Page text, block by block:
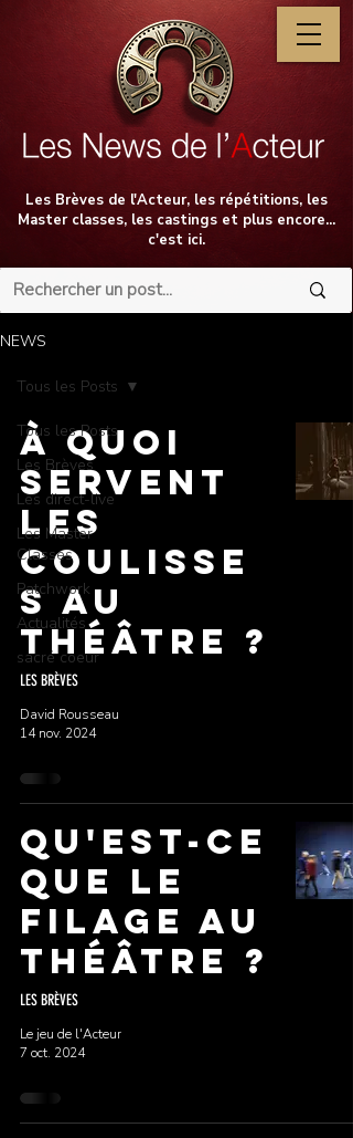
Les Brèves de l'Acteur, les répétitions, les
Master classes, les castings et plus encore...
c'est ici.
NEWS
Tous les Posts
Les Brèves
Les direct-live
Les Master
Classes
Patchwork
Actualités
sacré coeur
Tous les Posts
À quoi
servent
les
coulisse
s au
théâtre ?
LES BRÈVES
David Rousseau
14 nov. 2024
Qu'est-ce
que le
filage au
théâtre ?
LES BRÈVES
Le jeu de l'Acteur
7 oct. 2024